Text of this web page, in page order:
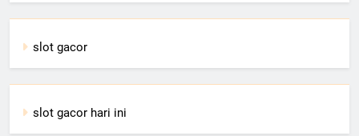
slot gacor
slot gacor hari ini